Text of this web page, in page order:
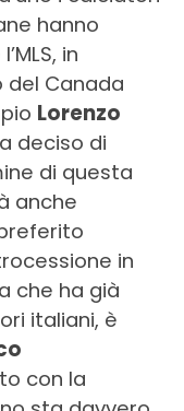
hanno
in
del Canada
Lorenzo
deciso di
di questa
anche
in
che ha già
italiani, è
con la